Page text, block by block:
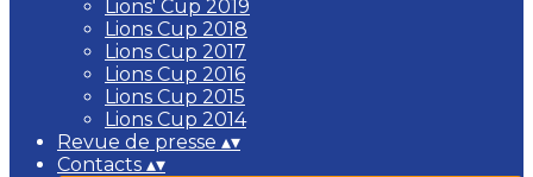
Lions' Cup 2019
Lions Cup 2018
Lions Cup 2017
Lions Cup 2016
Lions Cup 2015
Lions Cup 2014
Revue de presse ▴▾
Contacts ▴▾